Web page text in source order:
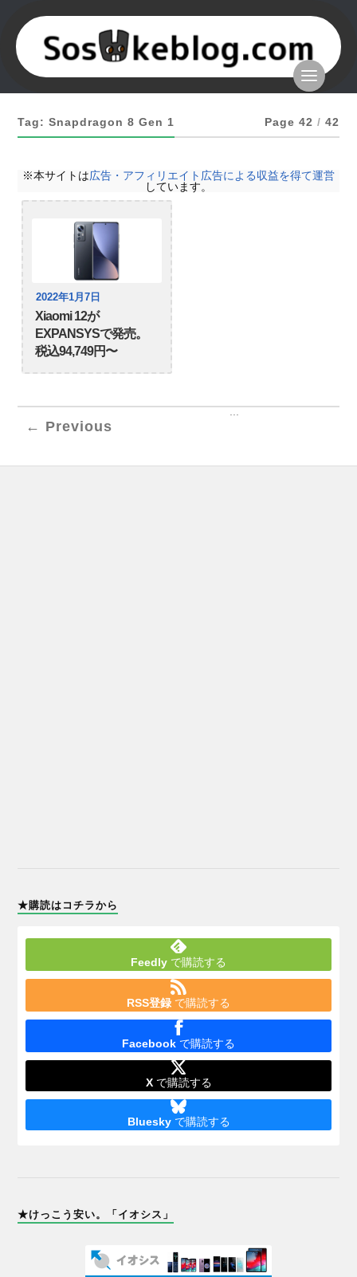
Tag: Snapdragon 8 Gen 1 Page 42 / 42
※本サイトは広告・アフィリエイト広告による収益を得て運営
しています。
2022年1月7日
Xiaomi 12が
EXPANSYSで発売。
税込94,749円〜
← Previous
...
★購読はコチラから
Feedly で購読する
RSS登録 で購読する
Facebook で購読する
Xで購読する
Blueskyで購読する
★けっこう安い。「イオシス」